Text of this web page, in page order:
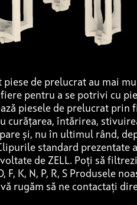
piese de prelucrat au mai
pentru a se potrivi cu
piesele de prelucrat
curățarea, întărirea,
și, nu în ultimul rând,
standard prezentate
de ZELL. Poți să
F, K, N, P, R, S Produsele
rugăm să ne contactați